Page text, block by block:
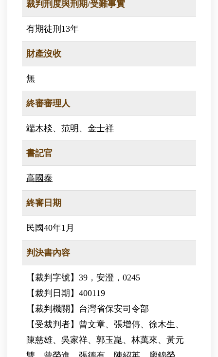
裁判刑度與刑期/受難事實
有期徒刑13年
財產沒收
無
終審審理人
端木棪、 范明 、 金士祥
書記官
高國泰
終審日期
民國40年1月
判決書內容
【裁判字號】39，安澄，0245
【裁判日期】400119
【裁判機關】台灣省保安司令部
【受裁判者】曾文章、張增傳、徐木生、
陳慈雄、吳家祥、郭玉崑、林萬來、黃元